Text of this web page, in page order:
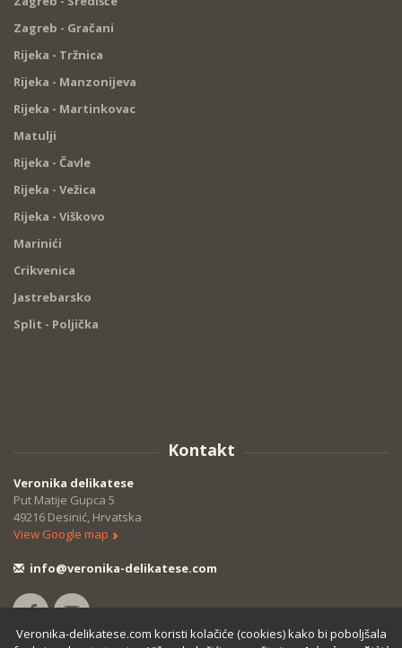
Zagreb - Gračani
Rijeka - Tržnica
Rijeka - Manzonijeva
Rijeka - Martinkovac
Matulji
Rijeka - Čavle
Rijeka - Vežica
Rijeka - Viškovo
Marinići
Crikvenica
Jastrebarsko
Split - Poljička
Kontakt
Veronika delikatese
Put Matije Gupca 5
49216 Desinić, Hrvatska
View Google map
info@veronika-delikatese.com
Veronika-delikatese.com koristi kolačiće (cookies) kako bi poboljšala